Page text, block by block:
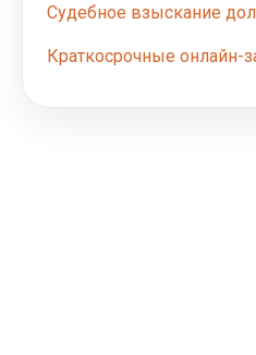
Судебное взыскание
Краткосрочные